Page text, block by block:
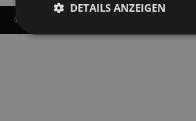
© COPYRIGHT - STAATSOPERETTE DRESDEN
DETAILS ANZEIGEN